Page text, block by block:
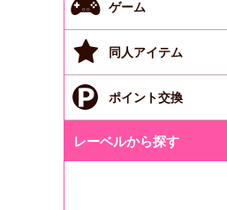
ゲーム
同人アイテム
ポイント交換
レーベルから探す